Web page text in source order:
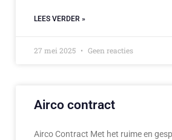
LEES VERDER »
27 mei 2025 Geen reacties
Airco contract
Airco Contract Met het ruime en